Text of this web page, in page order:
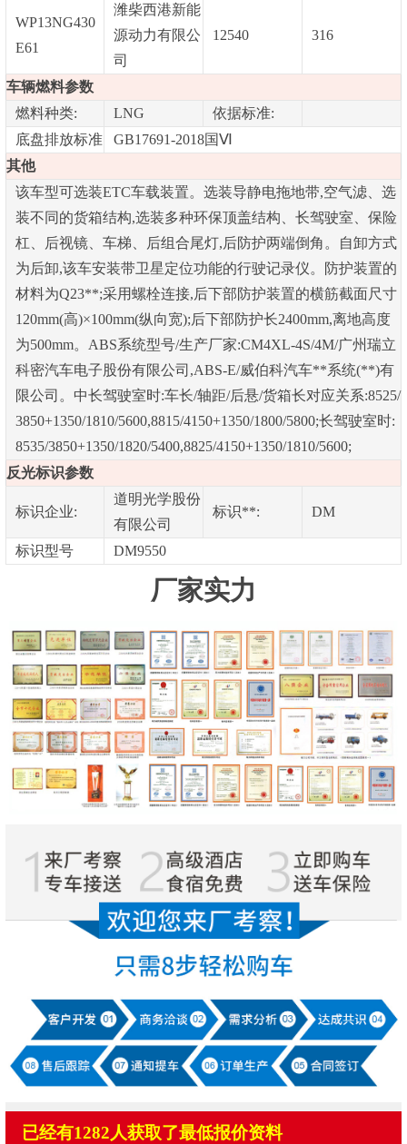
WP13NG430
E61
潍柴西港新能
源动力有限公
司
12540 316
车辆燃料参数
燃料种类:
LNG
依据标准:
底盘排放标准
GB17691-2018国Ⅵ
其他
该车型可选装ETC车载装置。选装导静电拖地带,空气滤、选
装不同的货箱结构,选装多种环保顶盖结构、长驾驶室、保险
杠、后视镜、车梯、后组合尾灯,后防护两端倒角。自卸方式
为后卸,该车安装带卫星定位功能的行驶记录仪。防护装置的
材料为Q23**;采用螺栓连接,后下部防护装置的横筋截面尺寸
120mm(高)×100mm(纵向宽);后下部防护长2400mm,离地高度
为500mm。ABS系统型号/生产厂家:CM4XL-4S/4M/广州瑞立
科密汽车电子股份有限公司,ABS-E/威伯科汽车**系统(**)有
限公司。中长驾驶室时:车长/轴距/后悬/货箱长对应关系:8525/
3850+1350/1810/5600,8815/4150+1350/1800/5800;长驾驶室时:
8535/3850+1350/1820/5400,8825/4150+1350/1810/5600;
反光标识参数
标识企业:
道明光学股份
有限公司
标识**: DM
标识型号 DM9550
厂家实力
已经有1282人获取了最低报价资料